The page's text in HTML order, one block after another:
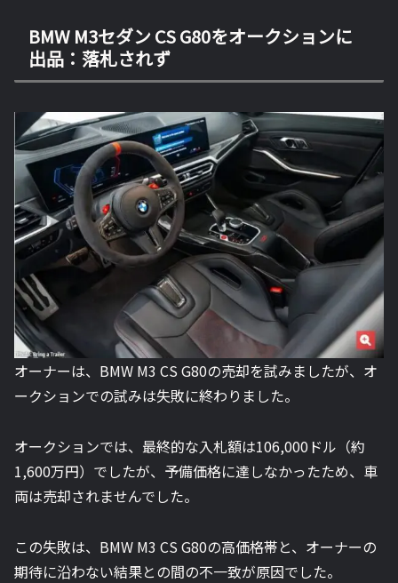
BMW M3セダン CS G80をオークションに
出品：落札されず
オーナーは、BMW M3 CS G80の売却を試みましたが、オ
ークションでの試みは失敗に終わりました。
オークションでは、最終的な入札額は106,000ドル（約
1,600万円）でしたが、予備価格に達しなかったため、車
両は売却されませんでした。
この失敗は、BMW M3 CS G80の高価格帯と、オーナーの
期待に沿わない結果との間の不一致が原因でした。